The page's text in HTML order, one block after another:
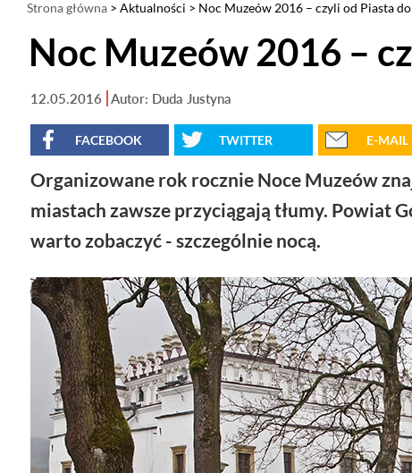
Strona główna > Aktualności > Noc Muzeów 2016 – czyli od Piasta
Noc Muzeów 2016 –
12.05.2016 Autor: Duda Justyna
FACEBOOK TWITTER E-MAIL
Organizowane rok rocznie Noce Muzeów
miastach zawsze przyciągają tłumy.
warto zobaczyć - szczególnie nocą.